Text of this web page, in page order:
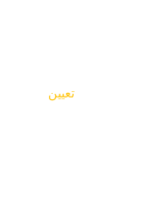
تعيين ‏